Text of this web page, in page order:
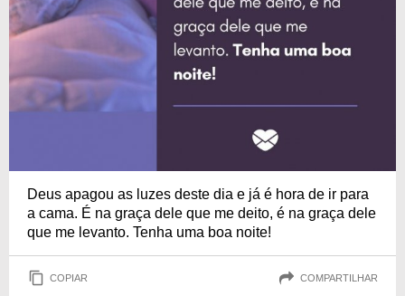
Deus apagou as luzes deste dia e já é hora de ir para
a cama. É na graça dele que me deito, é na graça dele
que me levanto. Tenha uma boa noite!
COPIAR COMPARTILHAR